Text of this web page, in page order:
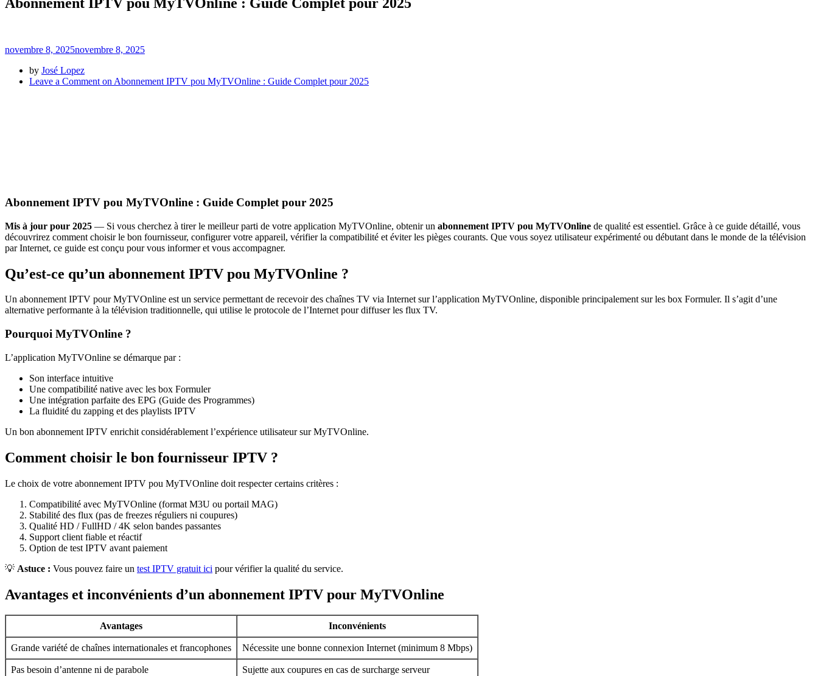
Abonnement IPTV pou MyTVOnline : Guide Complet pour 2025
novembre 8, 2025novembre 8, 2025
by José Lopez
Leave a Comment on Abonnement IPTV pou MyTVOnline : Guide Complet pour 2025
Abonnement IPTV pou MyTVOnline : Guide Complet pour 2025
Mis à jour pour 2025 — Si vous cherchez à tirer le meilleur parti de votre application MyTVOnline, obtenir un abonnement IPTV pou MyTVOnline de qualité est essentiel. Grâce à ce guide détaillé, vous
découvrirez comment choisir le bon fournisseur, configurer votre appareil, vérifier la compatibilité et éviter les pièges courants. Que vous soyez utilisateur expérimenté ou débutant dans le monde de la télévision
par Internet, ce guide est conçu pour vous informer et vous accompagner.
Qu’est-ce qu’un abonnement IPTV pou MyTVOnline ?
Un abonnement IPTV pour MyTVOnline est un service permettant de recevoir des chaînes TV via Internet sur l’application MyTVOnline, disponible principalement sur les box Formuler. Il s’agit d’une
alternative performante à la télévision traditionnelle, qui utilise le protocole de l’Internet pour diffuser les flux TV.
Pourquoi MyTVOnline ?
L’application MyTVOnline se démarque par :
Son interface intuitive
Une compatibilité native avec les box Formuler
Une intégration parfaite des EPG (Guide des Programmes)
La fluidité du zapping et des playlists IPTV
Un bon abonnement IPTV enrichit considérablement l’expérience utilisateur sur MyTVOnline.
Comment choisir le bon fournisseur IPTV ?
Le choix de votre abonnement IPTV pou MyTVOnline doit respecter certains critères :
Compatibilité avec MyTVOnline (format M3U ou portail MAG)
Stabilité des flux (pas de freezes réguliers ni coupures)
Qualité HD / FullHD / 4K selon bandes passantes
Support client fiable et réactif
Option de test IPTV avant paiement
💡 Astuce : Vous pouvez faire un test IPTV gratuit ici pour vérifier la qualité du service.
Avantages et inconvénients d’un abonnement IPTV pour MyTVOnline
Avantages Inconvénients
Grande variété de chaînes internationales et francophones Nécessite une bonne connexion Internet (minimum 8 Mbps)
Pas besoin d’antenne ni de parabole Sujette aux coupures en cas de surcharge serveur